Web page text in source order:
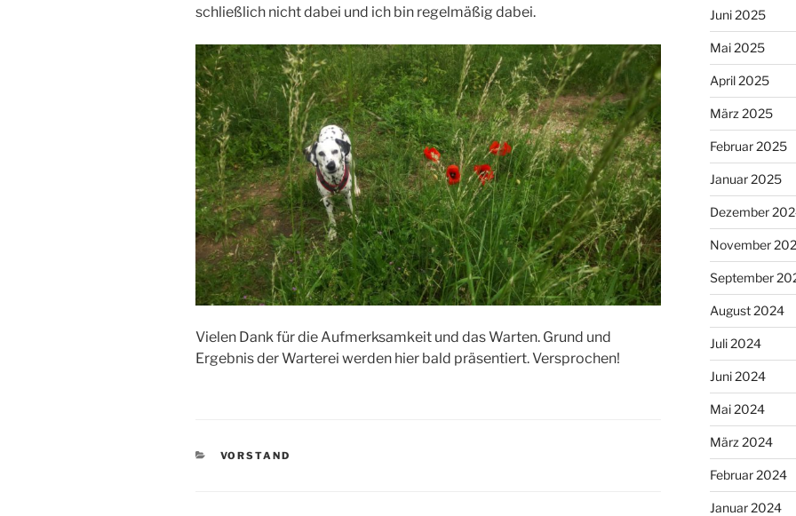
schließlich nicht dabei und ich bin regelmäßig dabei.
Vielen Dank für die Aufmerksamkeit und das Warten. Grund und
Ergebnis der Warterei werden hier bald präsentiert. Versprochen!
KATEGORIEN
VORSTAND
Juni 2025
Mai 2025
April 2025
März 2025
Februar 2025
Januar 2025
Dezember
November
September
August 2024
Juli 2024
Juni 2024
Mai 2024
März 2024
Februar 2024
Januar 2024